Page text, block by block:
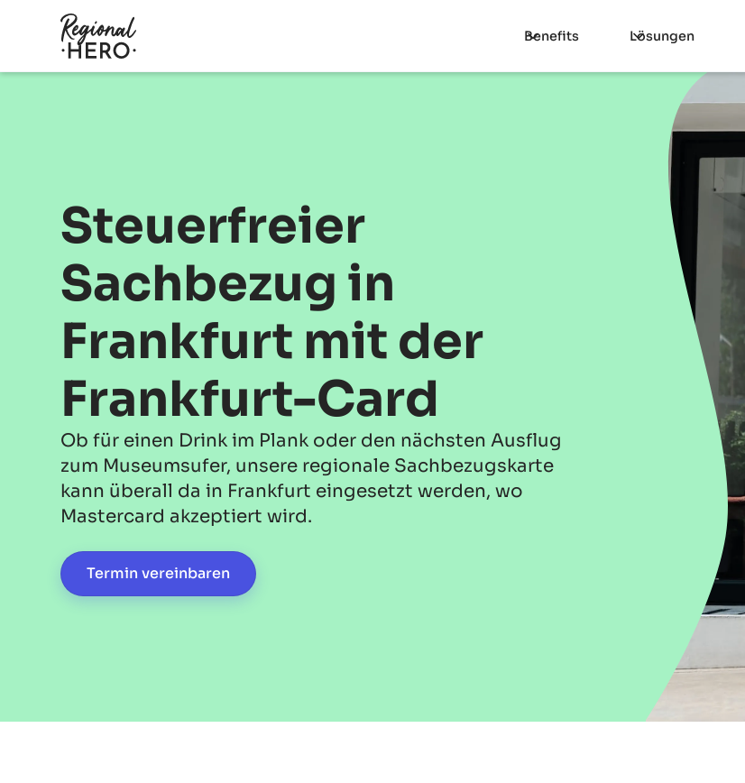
Benefits Lösungen
Steuerfreier
Sachbezug in
Frankfurt mit der
Frankfurt-Card
Ob für einen Drink im Plank oder den nächsten Ausflug
zum Museumsufer, unsere regionale Sachbezugskarte
kann überall da in Frankfurt eingesetzt werden, wo
Mastercard akzeptiert wird.
Termin vereinbaren